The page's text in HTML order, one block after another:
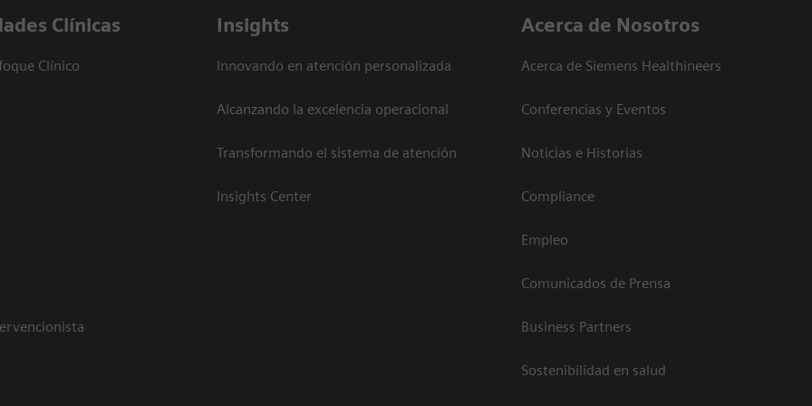
Clínicas
Clínico
Insights
Innovando en atención personalizada
Alcanzando la excelencia operacional
Transformando el sistema de atención
Insights Center
Acerca de Nosotros
Acerca de Siemens Healthineers
Conferencias y Eventos
Noticias e Historias
Compliance
Empleo
Comunicados de Prensa
Business Partners
Sostenibilidad en salud